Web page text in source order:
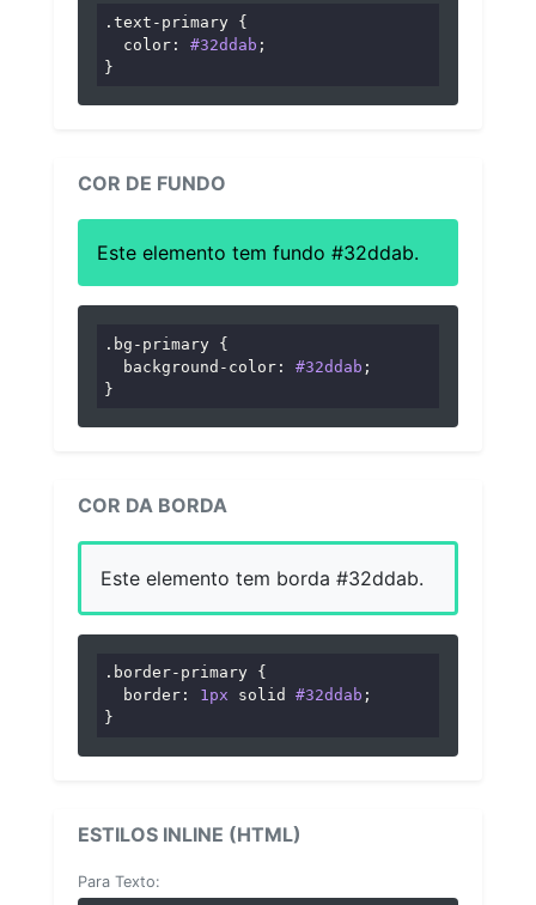
.text-primary {
color : #32ddab ;
}
COR DE FUNDO
Este elemento tem fundo #32ddab.
.bg-primary {
background-color : #32ddab ;
}
COR DA BORDA
Este elemento tem borda #32ddab.
.border-primary {
border : 1px solid #32ddab ;
}
ESTILOS INLINE (HTML)
Para Texto: